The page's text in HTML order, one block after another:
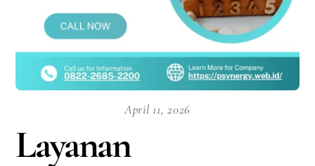
April 11, 2026
Layanan